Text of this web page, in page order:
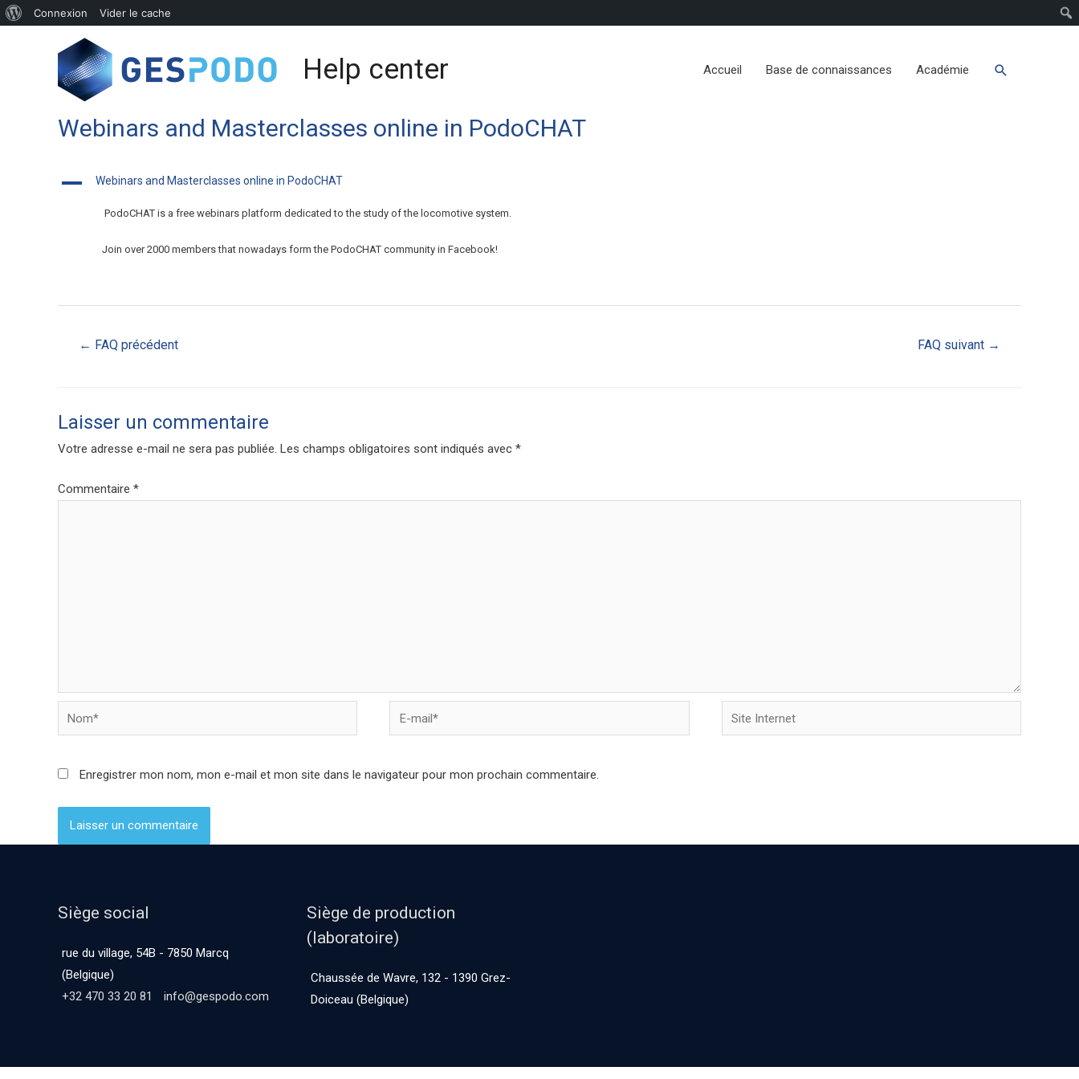
Connexion Vider le cache
Help center Accueil Base de connaissances Académie
Webinars and Masterclasses online in PodoCHAT
A Webinars and Masterclasses online in PodoCHAT
PodoCHAT is a free webinars platform dedicated to the study of the locomotive system.
Join over 2000 members that nowadays form the PodoCHAT community in Facebook!
← FAQ précédent FAQ suivant →
Laisser un commentaire
Votre adresse e-mail ne sera pas publiée. Les champs obligatoires sont indiqués avec *
Commentaire *
Enregistrer mon nom, mon e-mail et mon site dans le navigateur pour mon prochain commentaire.
Siège social
rue du village, 54B - 7850 Marcq
(Belgique)
+32 470 33 20 81
info@gespodo.com
Siège de production
(laboratoire)
Chaussée de Wavre, 132 - 1390 Grez-
Doiceau (Belgique)